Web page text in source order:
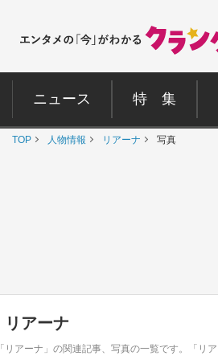
ニュース 特 集
TOP 人物情報 リアーナ 写真
リアーナ
「リアーナ」の関連記事、写真の一覧です。「リ